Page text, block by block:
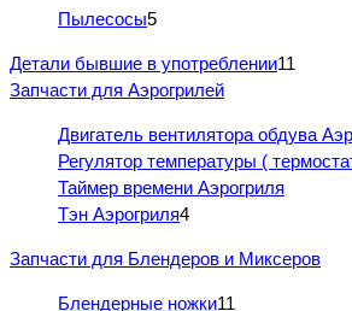
Пылесосы5
Детали бывшие в употреблении11
Запчасти для Аэрогрилей
Двигатель вентилятора обдува
Регулятор температуры (
Таймер времени Аэрогриля
Тэн Аэрогриля4
Запчасти для Блендеров и Миксеров
Блендерные ножки11